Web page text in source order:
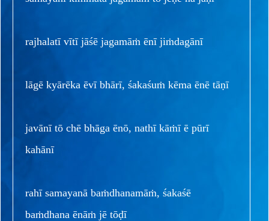
rajhalatī vītī jāśē jagamāṁ ēnī jiṁdagānī
lāgē kyārēka ēvī bhārī, śakaśuṁ kēma ēnē tāṇī
javānī tō chē bhāga ēnō, nathī kāṁī ē pūrī
kahānī
rahī samayanā baṁdhanamāṁ, śakaśē
baṁdhana ēnāṁ jē tōḍī